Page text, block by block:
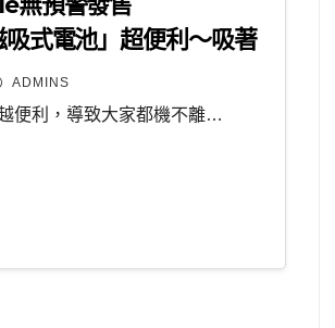
式電池」超便利～吸著
ADMINS
便利，導致大家都機不離…